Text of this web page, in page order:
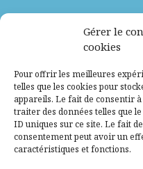
Gérer le
cookies
Pour offrir les meilleures
telles que les cookies pour
appareils. Le fait de consentir
traiter des données telles que
ID uniques sur ce site. Le fait
consentement peut avoir un
caractéristiques et fonctions.
We
Mission
Learning et
Abidjan, Côte d'Ivoire
Research